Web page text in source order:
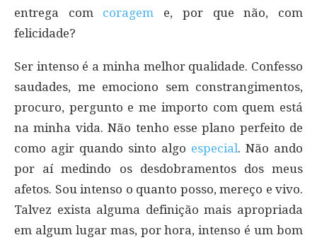
entrega com coragem e, por que não, com
felicidade?
Ser intenso é a minha melhor qualidade. Confesso
saudades, me emociono sem constrangimentos,
procuro, pergunto e me importo com quem está
na minha vida. Não tenho esse plano perfeito de
como agir quando sinto algo especial. Não ando
por aí medindo os desdobramentos dos meus
afetos. Sou intenso o quanto posso, mereço e vivo.
Talvez exista alguma definição mais apropriada
em algum lugar mas, por hora, intenso é um bom